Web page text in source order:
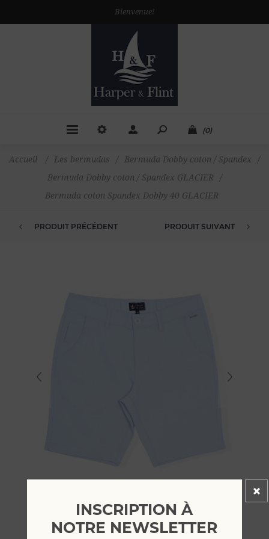
Bienvenue!
(0)
Accueil / Les bermudas / Bermuda Dobby coton / Spandex
/
Bermuda Dobby coton / Spandex GLACIER
/
Bermuda coton Spandex Dobby 40 GLACIER
PRODUIT PRÉCÉDENT PRODUIT SUIVANT
INSCRIPTION À
NOTRE NEWSLETTER